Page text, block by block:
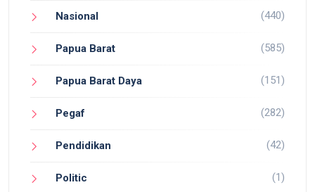
Nasional (440)
Papua Barat (585)
Papua Barat Daya (151)
Pegaf (282)
Pendidikan (42)
Politic (1)